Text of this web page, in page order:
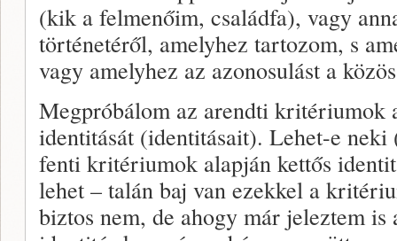
(kik a felmenőim, családfa), vagy
történetéről, amelyhez tartozom, s
vagy amelyhez az azonosulást a
Megpróbálom az arendti kritériumok
identitását (identitásait). Lehet-e
fenti kritériumok alapján kettős
lehet – talán baj van ezekkel a
biztos nem, de ahogy már jeleztem is